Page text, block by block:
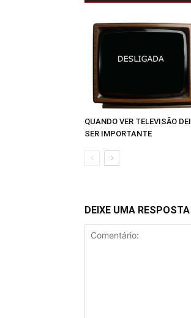
QUANDO VER TELEVISÃO
SER IMPORTANTE
DEIXE UMA RESPOSTA